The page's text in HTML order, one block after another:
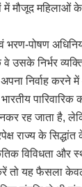
में मौजूद
भरण-पोषण
उसके निर्भर
निर्वाह
रह जाता है,
राज्य के
विविधता
तो यह फैसला